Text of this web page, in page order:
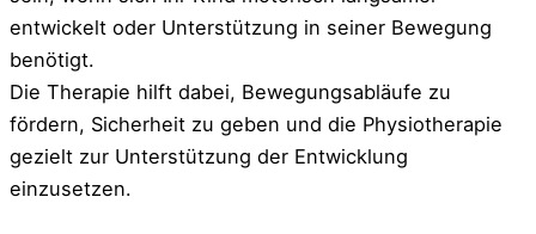
entwickelt oder Unterstützung in seiner Bewegung
benötigt.
Die Therapie hilft dabei, Bewegungsabläufe zu
fördern, Sicherheit zu geben und die Physiotherapie
gezielt zur Unterstützung der Entwicklung
einzusetzen.